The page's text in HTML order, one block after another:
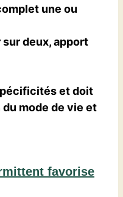
une ou
sur deux, apport
et doit
mode de vie et
favorise